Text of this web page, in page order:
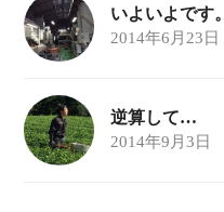
いよいよです。
2014年6月23日
逆算して…
2014年9月3日